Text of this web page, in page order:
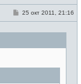
е
в
с
С
б
е
е
25 окт 2011, 21:16